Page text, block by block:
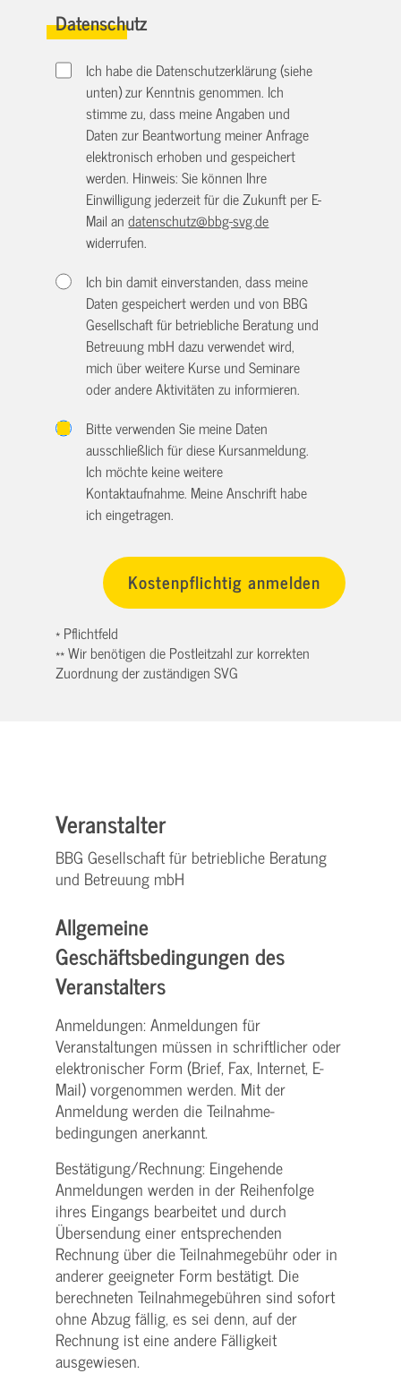
Datenschutz
Ich habe die Datenschutzerklärung (siehe
unten) zur Kenntnis genommen. Ich
stimme zu, dass meine Angaben und
Daten zur Beantwortung meiner Anfrage
elektronisch erhoben und gespeichert
werden. Hinweis: Sie können Ihre
Einwilligung jederzeit für die Zukunft per E-
Mail andatenschutz@bbg-svg.de
widerrufen.
Ich bin damit einverstanden, dass meine
Daten gespeichert werden und von BBG
Gesellschaft für betriebliche Beratung und
Betreuung mbH dazu verwendet wird,
mich über weitere Kurse und Seminare
oder andere Aktivitäten zu informieren.
Bitte verwenden Sie meine Daten
ausschließlich für diese Kursanmeldung.
Ich möchte keine weitere
Kontaktaufnahme. Meine Anschrift habe
ich eingetragen.
* Pflichtfeld
** Wir benötigen die Postleitzahl zur korrekten
Zuordnung der zuständigen SVG
Veranstalter
BBG Gesellschaft für betriebliche Beratung
und Betreuung mbH
Allgemeine
Geschäftsbedingungen des
Veranstalters
Anmeldungen: Anmeldungen für
Veranstaltungen müssen in schriftlicher oder
elektronischer Form (Brief, Fax, Internet, E-
Mail) vorgenommen werden. Mit der
Anmeldung werden die Teilnahme­
bedingungen anerkannt.
Bestätigung­/Rechnung: Eingehende
Anmeldungen werden in der Reihenfolge
ihres Eingangs bearbeitet und durch
Übersendung einer entsprechenden
Rechnung über die Teilnahmegebühr oder in
anderer geeigneter Form bestätigt. Die
berechneten Teilnahmegebühren sind sofort
ohne Abzug fällig, es sei denn, auf der
Rechnung ist eine andere Fälligkeit
ausgewiesen.